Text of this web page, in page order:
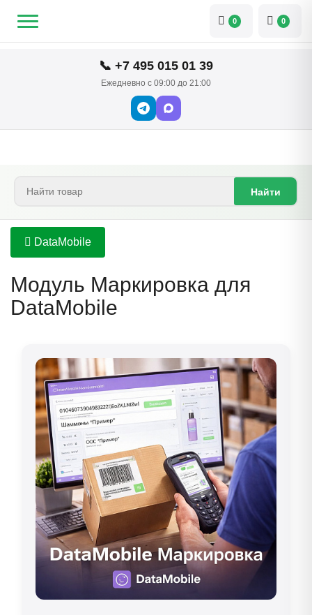
📞 +7 495 015 01 39
Ежедневно с 09:00 до 21:00
0 0
Найти
DataMobile
Модуль Маркировка для
DataMobile